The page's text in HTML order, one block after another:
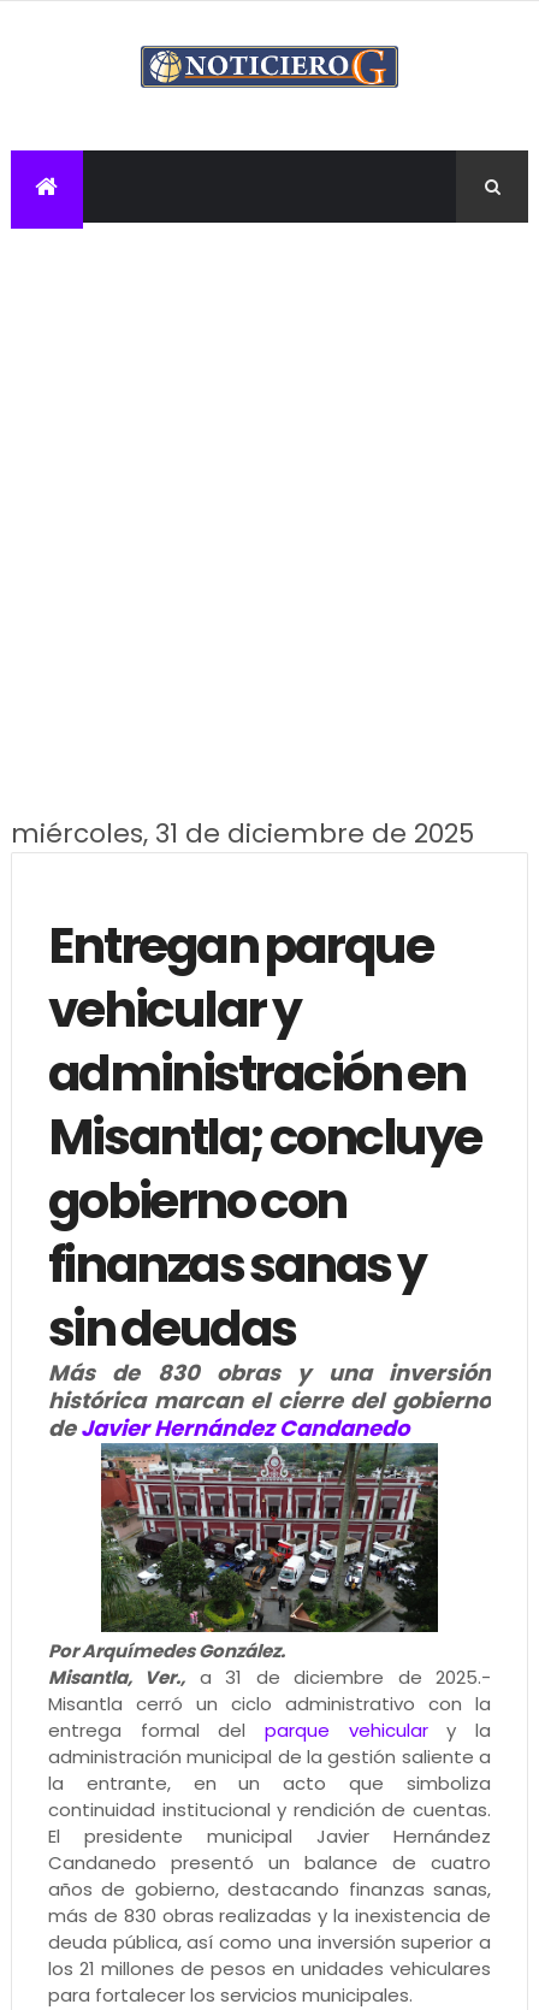
miércoles, 31 de diciembre de 2025
Entregan parque
vehicular y
administración en
Misantla; concluye
gobierno con
finanzas sanas y
sin deudas
Más de 830 obras y una inversión
histórica marcan el cierre del gobierno
deJavier Hernández Candanedo
Por Arquímedes González.
Misantla, Ver., a 31 de diciembre de 2025.-
Misantla cerró un ciclo administrativo con la
entrega formal del parque vehiculary la
administración municipal de la gestión saliente a
la entrante, en un acto que simboliza
continuidad institucional y rendición de cuentas.
El presidente municipal Javier Hernández
Candanedo presentó un balance de cuatro
años de gobierno, destacando finanzas sanas,
más de 830 obras realizadas y la inexistencia de
deuda pública, así como una inversión superior a
los 21 millones de pesos en unidades vehiculares
para fortalecer los servicios municipales.